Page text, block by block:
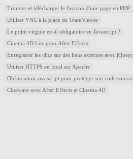
Trouver et télécharger le favicon d'une page en PHP
Utiliser VNC à la place de TeamViewer
Le point virgule est-il obligatoire en Javascript ?
Cinema 4D Lite pour After Effects
Enregistrer les clics sur des liens externes avec jQuery
Utiliser HTTPS en local sur Apache
Obfuscation javascript pour protéger son code source
Cineware avec After Effects et Cinema 4D